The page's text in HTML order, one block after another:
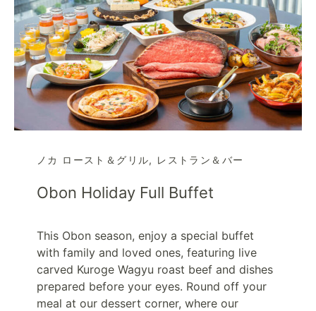
ノカ ロースト＆グリル, レストラン＆バー
Obon Holiday Full Buffet
This Obon season, enjoy a special buffet
with family and loved ones, featuring live
carved Kuroge Wagyu roast beef and dishes
prepared before your eyes. Round off your
meal at our dessert corner, where our